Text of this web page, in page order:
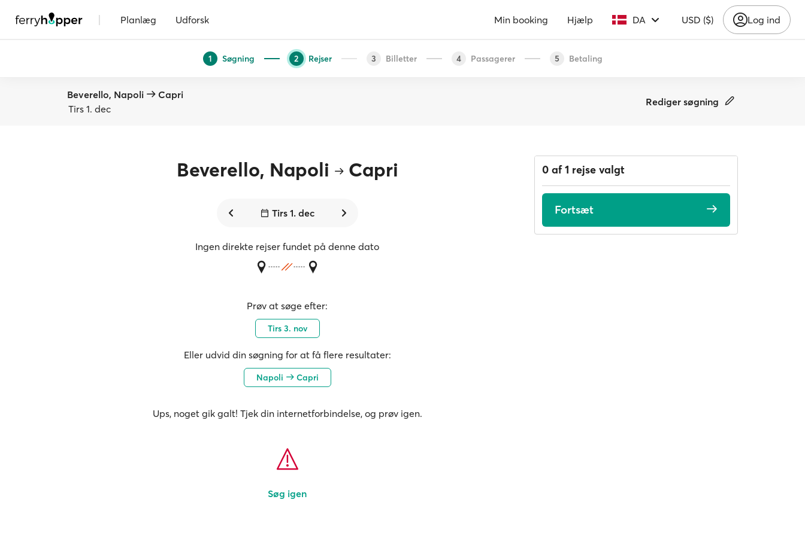
| Planlæg Udforsk Min booking Hjælp DA USD ($) Log ind
1 Søgning 2 Rejser 3 Billetter 4 Passagerer 5 Betaling
Beverello, Napoli
Capri
Tirs 1. dec
Rediger søgning
Beverello, Napoli Capri
Tirs 1. dec
Ingen direkte rejser fundet på denne dato
Prøv at søge efter:
Tirs 3. nov
Eller udvid din søgning for at få flere resultater:
Napoli Capri
Ups, noget gik galt! Tjek din internetforbindelse, og prøv igen.
Søg igen
0 af 1 rejse valgt
Fortsæt